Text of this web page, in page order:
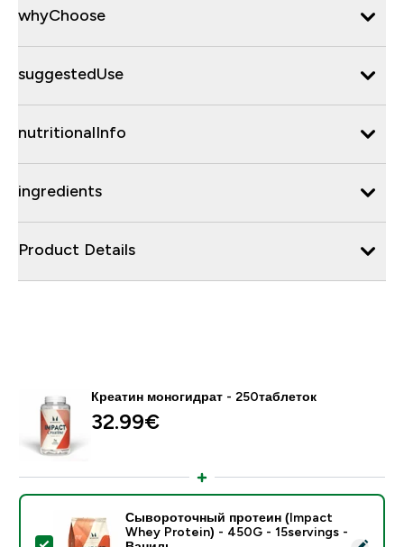
whyChoose
suggestedUse
nutritionalInfo
ingredients
Product Details
Креатин моногидрат - 250таблеток
32.99€‎
Сывороточный протеин (Impact
Whey Protein) - 450G - 15servings -